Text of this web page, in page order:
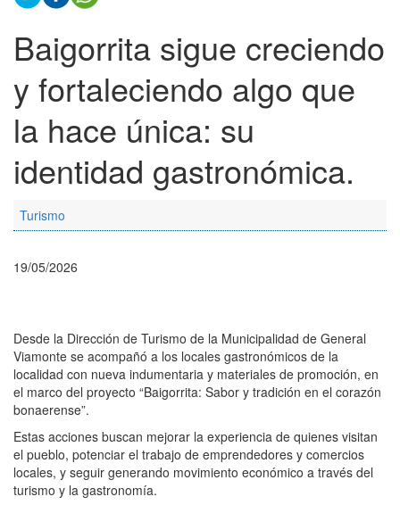
Baigorrita sigue creciendo
y fortaleciendo algo que
la hace única: su
identidad gastronómica.
Turismo
19/05/2026
Desde la Dirección de Turismo de la Municipalidad de General
Viamonte se acompañó a los locales gastronómicos de la
localidad con nueva indumentaria y materiales de promoción, en
el marco del proyecto “Baigorrita: Sabor y tradición en el corazón
bonaerense”.
Estas acciones buscan mejorar la experiencia de quienes visitan
el pueblo, potenciar el trabajo de emprendedores y comercios
locales, y seguir generando movimiento económico a través del
turismo y la gastronomía.